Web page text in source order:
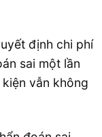
định chi phí
sai một lần
vẫn không